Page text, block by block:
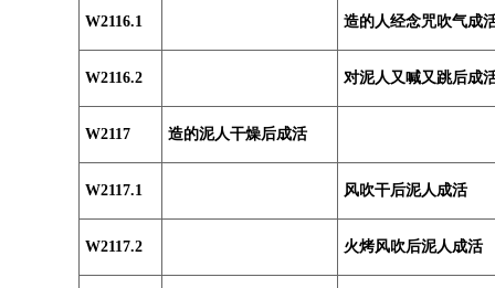
W2116.1 造的人经念咒吹气成
W2116.2 对泥人又喊又跳后成
W2117 造的泥人干燥后成活
W2117.1 风吹干后泥人成活
W2117.2 火烤风吹后泥人成活